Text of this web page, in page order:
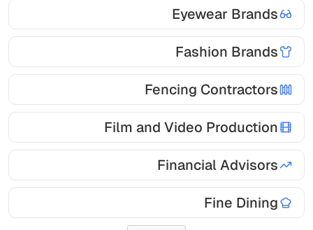
Eyewear Brands
Fashion Brands
Fencing Contractors
Film and Video Production
Financial Advisors
Fine Dining